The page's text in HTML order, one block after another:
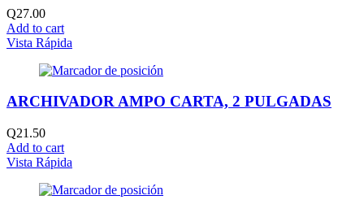
Q27.00
Add to cart
Vista Rápida
ARCHIVADOR AMPO CARTA, 2 PULGADAS
Q21.50
Add to cart
Vista Rápida